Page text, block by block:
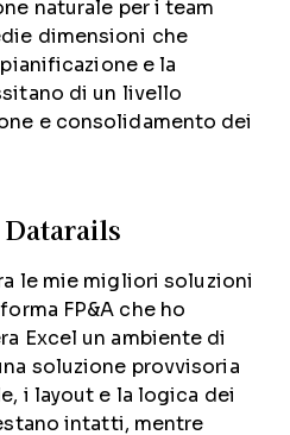
naturale per i team
dimensioni che
e la
di un livello
e consolidamento dei
le mie migliori soluzioni
FP&A che ho
Excel un ambiente di
soluzione provvisoria
i layout e la logica dei
intatti, mentre